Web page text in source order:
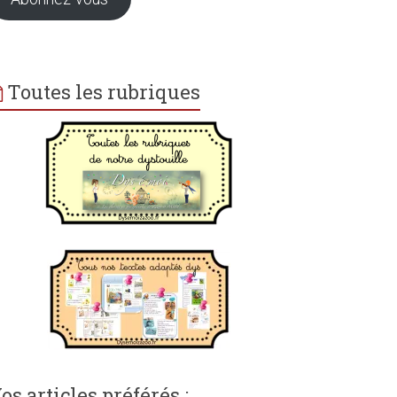
Toutes les rubriques